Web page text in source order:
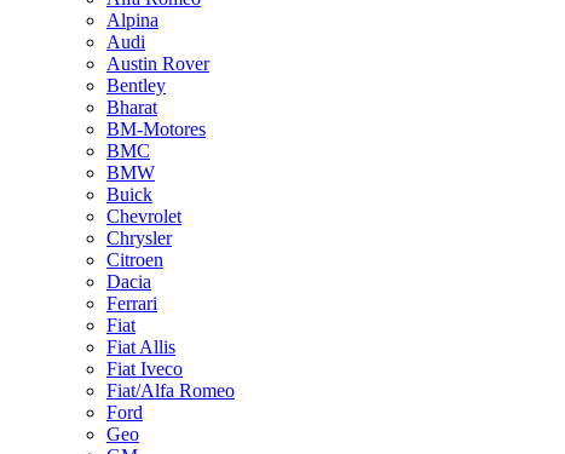
Alpina
Audi
Austin Rover
Bentley
Bharat
BM-Motores
BMC
BMW
Buick
Chevrolet
Chrysler
Citroen
Dacia
Ferrari
Fiat
Fiat Allis
Fiat Iveco
Fiat/Alfa Romeo
Ford
Geo